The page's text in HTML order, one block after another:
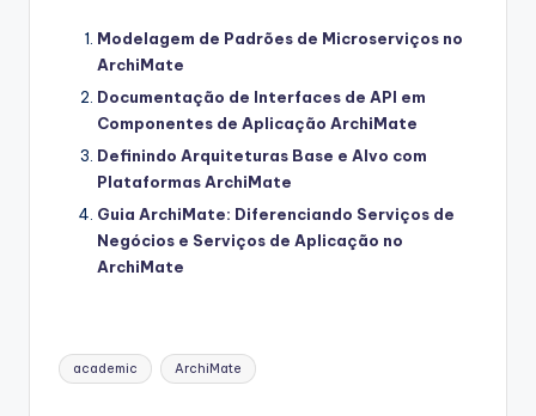
Modelagem de Padrões de Microserviços no
ArchiMate
Documentação de Interfaces de API em
Componentes de Aplicação ArchiMate
Definindo Arquiteturas Base e Alvo com
Plataformas ArchiMate
Guia ArchiMate: Diferenciando Serviços de
Negócios e Serviços de Aplicação no
ArchiMate
Tags:
academic ArchiMate